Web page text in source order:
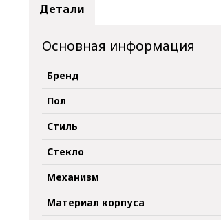
Детали
Основная информация
Бренд
Пол
Стиль
Стекло
Механизм
Материал корпуса